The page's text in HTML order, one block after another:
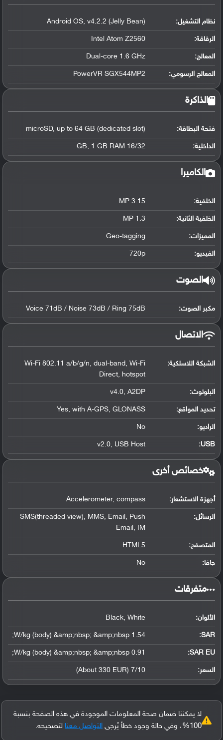
نظام التشغيل:
Android OS, v4.2.2 (Jelly Bean)
الرقاقة:
Intel Atom Z2560
المعالج:
Dual-core 1.6 GHz
المعالج الرسومي:
PowerVR SGX544MP2
الذاكرة
فتحة البطاقة: microSD, up to 64 GB (dedicated slot)
الداخلية: 16/32 GB, 1 GB RAM
الكاميرا
الخلفية: 3.15 MP
الخلفية الثانية: 1.3 MP
المميزات: Geo-tagging
الفيديو: 720p
الصوت
مكبر الصوت: Voice 71dB / Noise 73dB / Ring 75dB
الاتصال
الشبكة اللاسلكية:
Wi-Fi 802.11 a/b/g/n, dual-band, Wi-Fi
Direct, hotspot
البلوتوث:
v4.0, A2DP
تحديد المواقع:
Yes, with A-GPS, GLONASS
الراديو: No
USB
:
v2.0, USB Host
خصائص أخرى
أجهزة الاستشعار: Accelerometer, compass
الرسائل:
SMS(threaded view), MMS, Email, Push
Email, IM
المتصفح: HTML5
جافا: No
‏متفرقات‏
الألوان: Black, White
SAR
:
1.54 W/kg (body) &amp;nbsp; &amp;nbsp;
SAR EU:
0.91 W/kg (body) &amp;nbsp; &amp;nbsp;
السعر: 7/10 (About 330 EUR)
لا يمكننا ضمان صحة المعلومات الموجودة في هذه الصفحة بنسبة
100%، وفي حالة وجود خطأ يُرجى
التواصل معنا لتصحيحه.